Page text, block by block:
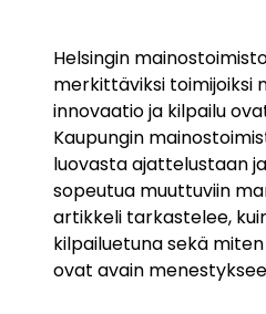
Helsingin
merkittäviksi toimijoiksi
innovaatio ja kilpailu
Kaupungin
luovasta ajattelustaan
sopeutua muuttuviin
artikkeli tarkastelee,
kilpailuetuna sekä
ovat avain